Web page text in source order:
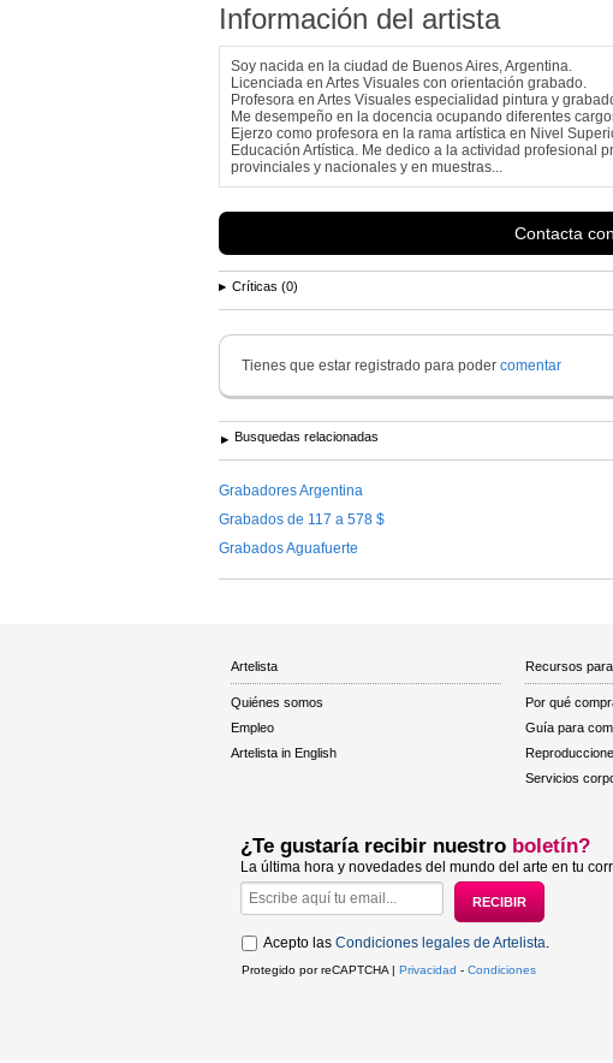
Información del artista
Soy nacida en la ciudad de Buenos Aires, Argentina.
Licenciada en Artes Visuales con orientación grabado.
Profesora en Artes Visuales especialidad pintura y
Me desempeño en la docencia ocupando diferentes
Ejerzo como profesora en la rama artística en Nivel
Educación Artística. Me dedico a la actividad profesional
provinciales y nacionales y en muestras...
Contacta
Críticas (0)
Tienes que estar registrado para poder comentar
Busquedas relacionadas
Grabadores Argentina
Grabados de 117 a 578 $
Grabados Aguafuerte
Artelista
Quiénes somos
Empleo
Artelista in English
Recursos
Por qué
Guía para
Servicios
¿Te gustaría recibir nuestro boletín?
La última hora y novedades del mundo del arte en tu
Acepto las Condiciones legales de Artelista
Protegido por reCAPTCHA | Privacidad - Condiciones